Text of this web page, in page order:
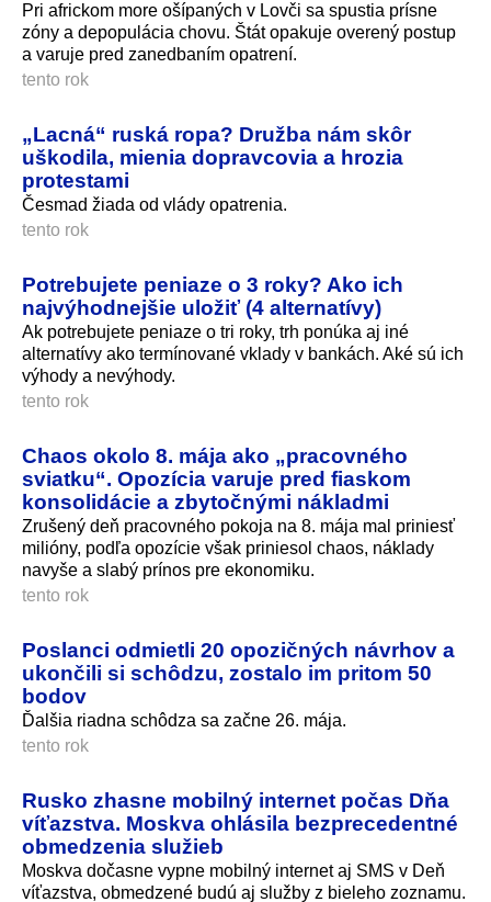
Pri africkom more ošípaných v Lovči sa spustia prísne
zóny a depopulácia chovu. Štát opakuje overený postup
a varuje pred zanedbaním opatrení.
tento rok
„Lacná“ ruská ropa? Družba nám skôr
uškodila, mienia dopravcovia a hrozia
protestami
Česmad žiada od vlády opatrenia.
tento rok
Potrebujete peniaze o 3 roky? Ako ich
najvýhodnejšie uložiť (4 alternatívy)
Ak potrebujete peniaze o tri roky, trh ponúka aj iné
alternatívy ako termínované vklady v bankách. Aké sú ich
výhody a nevýhody.
tento rok
Chaos okolo 8. mája ako „pracovného
sviatku“. Opozícia varuje pred fiaskom
konsolidácie a zbytočnými nákladmi
Zrušený deň pracovného pokoja na 8. mája mal priniesť
milióny, podľa opozície však priniesol chaos, náklady
navyše a slabý prínos pre ekonomiku.
tento rok
Poslanci odmietli 20 opozičných návrhov a
ukončili si schôdzu, zostalo im pritom 50
bodov
Ďalšia riadna schôdza sa začne 26. mája.
tento rok
Rusko zhasne mobilný internet počas Dňa
víťazstva. Moskva ohlásila bezprecedentné
obmedzenia služieb
Moskva dočasne vypne mobilný internet aj SMS v Deň
víťazstva, obmedzené budú aj služby z bieleho zoznamu.